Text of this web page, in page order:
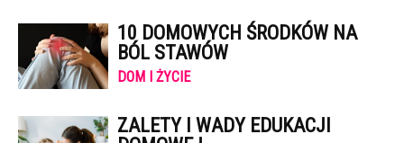
10 DOMOWYCH ŚRODKÓW NA
BÓL STAWÓW
DOM I ŻYCIE
ZALETY I WADY EDUKACJI